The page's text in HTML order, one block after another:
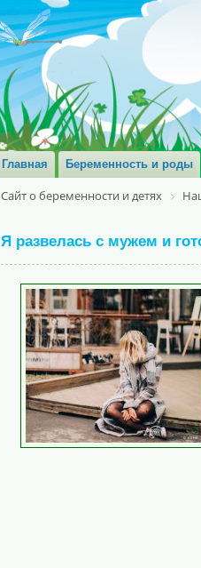
Главная Беременность и роды
Сайт о беременности и детях
Я развелась с мужем и